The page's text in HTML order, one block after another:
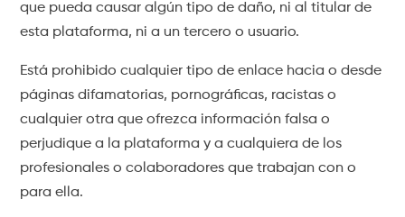
que pueda causar algún tipo de daño, ni al titular de
esta plataforma, ni a un tercero o usuario.
Está prohibido cualquier tipo de enlace hacia o desde
páginas difamatorias, pornográficas, racistas o
cualquier otra que ofrezca información falsa o
perjudique a la plataforma y a cualquiera de los
profesionales o colaboradores que trabajan con o
para ella.